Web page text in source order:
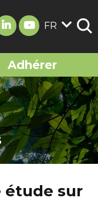
FR
Adhérer
étude sur